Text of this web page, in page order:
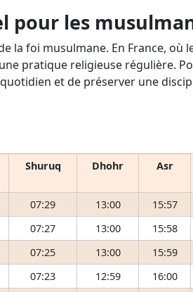
pour les
la foi musulmane. En France,
pratique religieuse régulière.
et de préserver une
Shuruq Dhohr Asr
07:29 13:00
15:57
07:27 13:00
15:58
07:25 13:00
15:59
07:23 12:59
16:00